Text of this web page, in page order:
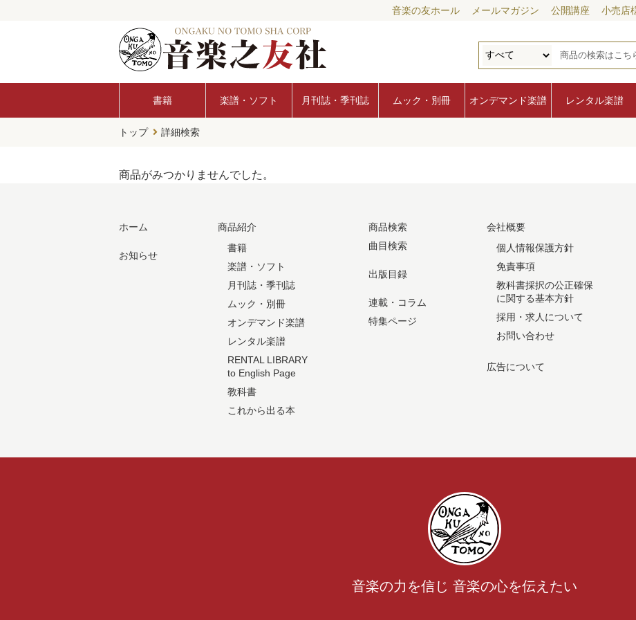
音楽の友ホール メールマガジン 公開講座 小売店
書籍 楽譜・ソフト 月刊誌・季刊誌 ムック・別冊 オンデマンド楽譜 レンタル楽譜
トップ 詳細検索
商品がみつかりませんでした。
ホーム
お知らせ
商品紹介
書籍
楽譜・ソフト
月刊誌・季刊誌
ムック・別冊
オンデマンド楽譜
レンタル楽譜
RENTAL LIBRARY
to English Page
教科書
これから出る本
商品検索
曲目検索
出版目録
連載・コラム
特集ページ
会社概要
個人情報保護方針
免責事項
教科書採択の公正確保
に関する基本方針
採用・求人について
お問い合わせ
広告について
音楽の力を信じ 音楽の心を伝えたい